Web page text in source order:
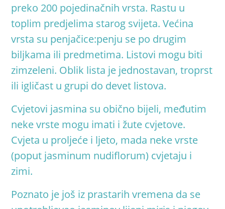
preko 200 pojedinačnih vrsta. Rastu u
toplim predjelima starog svijeta. Većina
vrsta su penjačice:penju se po drugim
biljkama ili predmetima. Listovi mogu biti
zimzeleni. Oblik lista je jednostavan, troprst
ili igličast u grupi do devet listova.
Cvjetovi jasmina su obično bijeli, međutim
neke vrste mogu imati i žute cvjetove.
Cvjeta u proljeće i ljeto, mada neke vrste
(poput jasminum nudiflorum) cvjetaju i
zimi.
Poznato je još iz prastarih vremena da se